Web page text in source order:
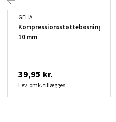
GELIA
Kompressionsstøttebøsning
10 mm
39,95 kr.
Lev. omk. tillægges